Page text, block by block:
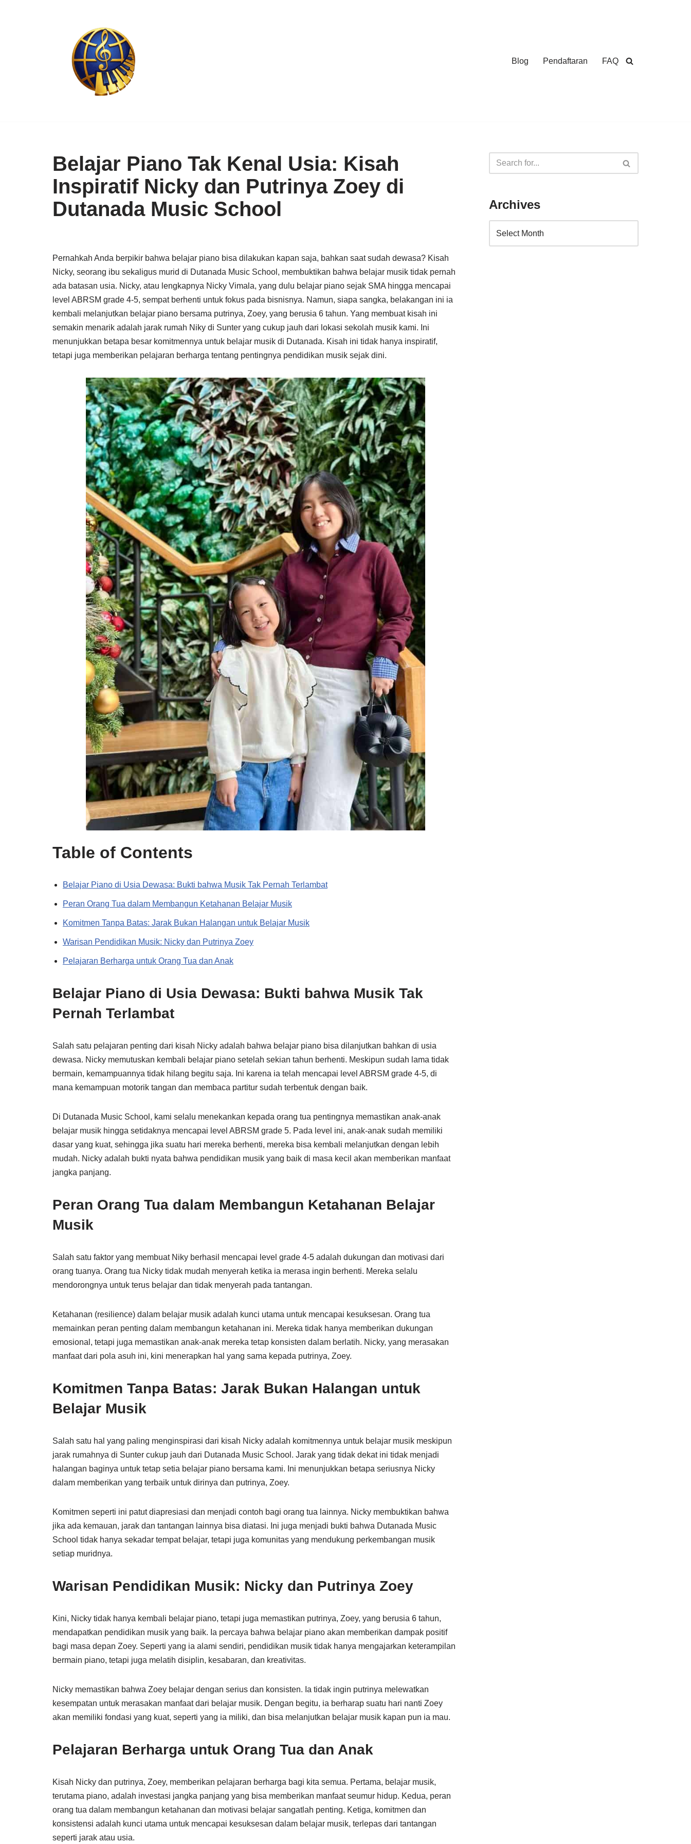
Blog Pendaftaran FAQ
Belajar Piano Tak Kenal Usia: Kisah
Inspiratif Nicky dan Putrinya Zoey di
Dutanada Music School
Pernahkah Anda berpikir bahwa belajar piano bisa dilakukan kapan saja, bahkan saat sudah dewasa? Kisah
Nicky, seorang ibu sekaligus murid di Dutanada Music School, membuktikan bahwa belajar musik tidak pernah
ada batasan usia. Nicky, atau lengkapnya Nicky Vimala, yang dulu belajar piano sejak SMA hingga mencapai
level ABRSM grade 4-5, sempat berhenti untuk fokus pada bisnisnya. Namun, siapa sangka, belakangan ini ia
kembali melanjutkan belajar piano bersama putrinya, Zoey, yang berusia 6 tahun. Yang membuat kisah ini
semakin menarik adalah jarak rumah Niky di Sunter yang cukup jauh dari lokasi sekolah musik kami. Ini
menunjukkan betapa besar komitmennya untuk belajar musik di Dutanada. Kisah ini tidak hanya inspiratif,
tetapi juga memberikan pelajaran berharga tentang pentingnya pendidikan musik sejak dini.
Table of Contents
Belajar Piano di Usia Dewasa: Bukti bahwa Musik Tak Pernah Terlambat
Peran Orang Tua dalam Membangun Ketahanan Belajar Musik
Komitmen Tanpa Batas: Jarak Bukan Halangan untuk Belajar Musik
Warisan Pendidikan Musik: Nicky dan Putrinya Zoey
Pelajaran Berharga untuk Orang Tua dan Anak
Belajar Piano di Usia Dewasa: Bukti bahwa Musik Tak
Pernah Terlambat
Salah satu pelajaran penting dari kisah Nicky adalah bahwa belajar piano bisa dilanjutkan bahkan di usia
dewasa. Nicky memutuskan kembali belajar piano setelah sekian tahun berhenti. Meskipun sudah lama tidak
bermain, kemampuannya tidak hilang begitu saja. Ini karena ia telah mencapai level ABRSM grade 4-5, di
mana kemampuan motorik tangan dan membaca partitur sudah terbentuk dengan baik.
Di Dutanada Music School, kami selalu menekankan kepada orang tua pentingnya memastikan anak-anak
belajar musik hingga setidaknya mencapai level ABRSM grade 5. Pada level ini, anak-anak sudah memiliki
dasar yang kuat, sehingga jika suatu hari mereka berhenti, mereka bisa kembali melanjutkan dengan lebih
mudah. Nicky adalah bukti nyata bahwa pendidikan musik yang baik di masa kecil akan memberikan manfaat
jangka panjang.
Peran Orang Tua dalam Membangun Ketahanan Belajar
Musik
Salah satu faktor yang membuat Niky berhasil mencapai level grade 4-5 adalah dukungan dan motivasi dari
orang tuanya. Orang tua Nicky tidak mudah menyerah ketika ia merasa ingin berhenti. Mereka selalu
mendorongnya untuk terus belajar dan tidak menyerah pada tantangan.
Ketahanan (resilience) dalam belajar musik adalah kunci utama untuk mencapai kesuksesan. Orang tua
memainkan peran penting dalam membangun ketahanan ini. Mereka tidak hanya memberikan dukungan
emosional, tetapi juga memastikan anak-anak mereka tetap konsisten dalam berlatih. Nicky, yang merasakan
manfaat dari pola asuh ini, kini menerapkan hal yang sama kepada putrinya, Zoey.
Komitmen Tanpa Batas: Jarak Bukan Halangan untuk
Belajar Musik
Salah satu hal yang paling menginspirasi dari kisah Nicky adalah komitmennya untuk belajar musik meskipun
jarak rumahnya di Sunter cukup jauh dari Dutanada Music School. Jarak yang tidak dekat ini tidak menjadi
halangan baginya untuk tetap setia belajar piano bersama kami. Ini menunjukkan betapa seriusnya Nicky
dalam memberikan yang terbaik untuk dirinya dan putrinya, Zoey.
Komitmen seperti ini patut diapresiasi dan menjadi contoh bagi orang tua lainnya. Nicky membuktikan bahwa
jika ada kemauan, jarak dan tantangan lainnya bisa diatasi. Ini juga menjadi bukti bahwa Dutanada Music
School tidak hanya sekadar tempat belajar, tetapi juga komunitas yang mendukung perkembangan musik
setiap muridnya.
Warisan Pendidikan Musik: Nicky dan Putrinya Zoey
Kini, Nicky tidak hanya kembali belajar piano, tetapi juga memastikan putrinya, Zoey, yang berusia 6 tahun,
mendapatkan pendidikan musik yang baik. Ia percaya bahwa belajar piano akan memberikan dampak positif
bagi masa depan Zoey. Seperti yang ia alami sendiri, pendidikan musik tidak hanya mengajarkan keterampilan
bermain piano, tetapi juga melatih disiplin, kesabaran, dan kreativitas.
Nicky memastikan bahwa Zoey belajar dengan serius dan konsisten. Ia tidak ingin putrinya melewatkan
kesempatan untuk merasakan manfaat dari belajar musik. Dengan begitu, ia berharap suatu hari nanti Zoey
akan memiliki fondasi yang kuat, seperti yang ia miliki, dan bisa melanjutkan belajar musik kapan pun ia mau.
Pelajaran Berharga untuk Orang Tua dan Anak
Kisah Nicky dan putrinya, Zoey, memberikan pelajaran berharga bagi kita semua. Pertama, belajar musik,
terutama piano, adalah investasi jangka panjang yang bisa memberikan manfaat seumur hidup. Kedua, peran
orang tua dalam membangun ketahanan dan motivasi belajar sangatlah penting. Ketiga, komitmen dan
konsistensi adalah kunci utama untuk mencapai kesuksesan dalam belajar musik, terlepas dari tantangan
seperti jarak atau usia.
Archives